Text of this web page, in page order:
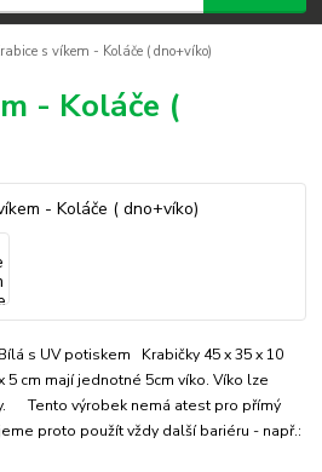
s víkem - Koláče ( dno+víko)
- Koláče (
s UV potiskem Krabičky 45 x 35 x 10
5 cm mají jednotné 5cm víko. Víko lze
Tento výrobek nemá atest pro přímý
proto použít vždy další bariéru - např.: